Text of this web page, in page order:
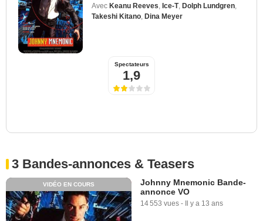
Avec Keanu Reeves Ice-T, Dolph Lundgren
Takeshi Kitano Dina Meyer
Spectateurs
1,9
3 Bandes-annonces & Teasers
VIDÉO EN COURS
Johnny Mnemonic Bande-
annonce VO
14 553 vues - Il y a 13 ans